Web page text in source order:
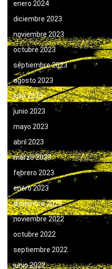
enero 2024
diciembre 2023
noviembre 2023
octubre 2023
septiembre 2023
agosto 2023
julio 2023
junio 2023
mayo 2023
abril 2023
marzo 2023
febrero 2023
enero 2023
diciembre 2022
noviembre 2022
octubre 2022
septiembre 2022
junio 2022